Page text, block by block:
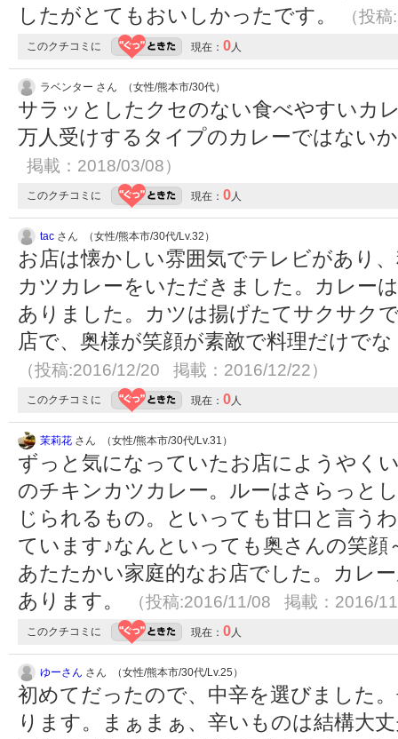
したがとてもおいしかったです。
（投
このクチコミに 現在： 0 人
ラベンター さん （女性/熊本市/30代）
サラッとしたクセのない食べやすいカ
万人受けするタイプのカレーではない
掲載：2018/03/08）
このクチコミに 現在： 0 人
tac さん （女性/熊本市/30代/Lv.32）
お店は懐かしい雰囲気でテレビがあり
カツカレーをいただきました。カレー
ありました。カツは揚げたてサクサク
店で、奥様が笑顔が素敵で料理だけで
（投稿:2016/12/20 掲載：2016/12/22）
このクチコミに 現在： 0 人
茉莉花 さん （女性/熊本市/30代/Lv.31）
ずっと気になっていたお店にようやく
のチキンカツカレー。ルーはさらっと
じられるもの。といっても甘口と言う
ています♪なんといっても奥さんの笑
あたたかい家庭的なお店でした。カレ
あります。
（投稿:2016/11/08 掲載：2016/
このクチコミに 現在： 0 人
ゆーさん さん （女性/熊本市/30代/Lv.25）
初めてだったので、中辛を選びました
ります。まぁまぁ、辛いものは結構大